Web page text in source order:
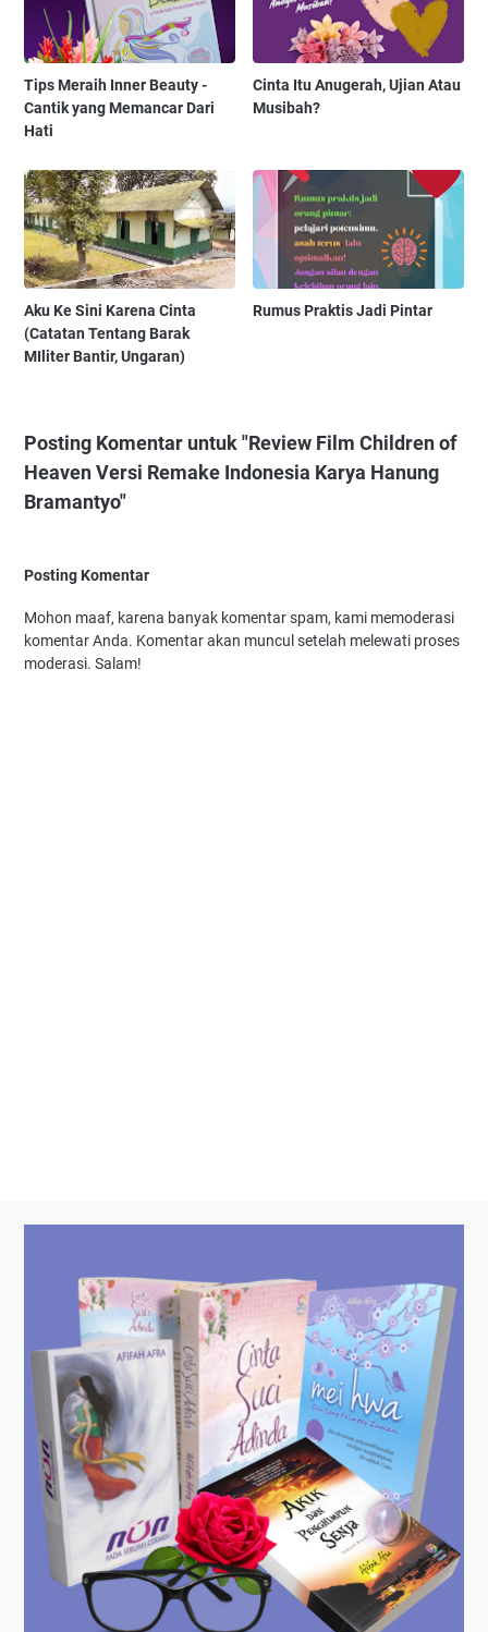
Tips Meraih Inner Beauty -
Cantik yang Memancar Dari
Hati
Cinta Itu Anugerah, Ujian Atau
Musibah?
Aku Ke Sini Karena Cinta
(Catatan Tentang Barak
MIliter Bantir, Ungaran)
Rumus Praktis Jadi Pintar
Posting Komentar untuk "Review Film Children of
Heaven Versi Remake Indonesia Karya Hanung
Bramantyo"
Posting Komentar
Mohon maaf, karena banyak komentar spam, kami memoderasi
komentar Anda. Komentar akan muncul setelah melewati proses
moderasi. Salam!